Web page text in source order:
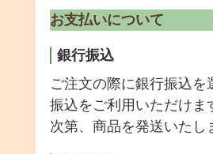
お支払いについて
銀行振込
ご注文の際に銀行振込
振込をご利用いただけま
次第、商品を発送いたし